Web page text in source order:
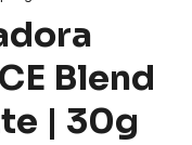
Blend
| 30g